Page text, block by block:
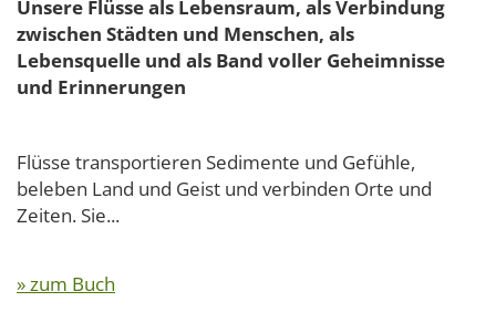
Unsere Flüsse als Lebensraum, als Verbindung
zwischen Städten und Menschen, als
Lebensquelle und als Band voller Geheimnisse
und Erinnerungen
Flüsse transportieren Sedimente und Gefühle,
beleben Land und Geist und verbinden Orte und
Zeiten. Sie...
» zum Buch